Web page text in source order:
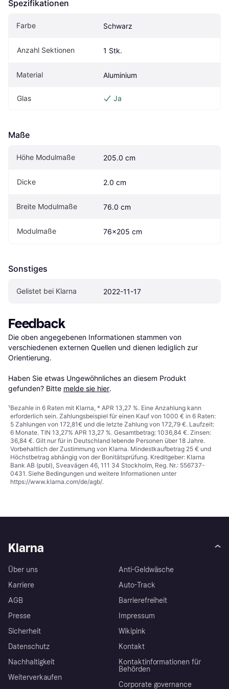
Spezifikationen
Farbe Schwarz
Anzahl Sektionen 1 Stk.
Material Aluminium
Glas Ja
Maße
Höhe Modulmaße 205.0 cm
Dicke 2.0 cm
Breite Modulmaße 76.0 cm
Modulmaße 76x205 cm
Sonstiges
Gelistet bei Klarna 2022-11-17
Feedback
Die oben angegebenen Informationen stammen von
verschiedenen externen Quellen und dienen lediglich zur
Orientierung.
Haben Sie etwas Ungewöhnliches an diesem Produkt
gefunden? Bitte melde sie hier.
¹Bezahle in 6 Raten mit Klarna, * APR 13,27 %. Eine Anzahlung kann
erforderlich sein. Zahlungsbeispiel für einen Kauf von 1000 € in 6 Raten:
5 Zahlungen von 172,81€ und die letzte Zahlung von 172,79 €. Laufzeit:
6 Monate. TIN 13,27% APR 13,27 %. Gesamtbetrag: 1036,84 €. Zinsen:
36,84 €. Gilt nur für in Deutschland lebende Personen über 18 Jahre.
Vorbehaltlich der Zustimmung von Klarna. Mindestkaufbetrag 25 € und
Höchstbetrag abhängig von der Bonitätsprüfung. Kreditgeber: Klarna
Bank AB (publ), Sveavägen 46, 111 34 Stockholm, Reg. Nr.: 556737-
0431. Siehe Bedingungen und weitere Informationen unter
https://www.klarna.com/de/agb/.
Klarna
Über uns
Karriere
AGB
Presse
Sicherheit
Datenschutz
Nachhaltigkeit
Weiterverkaufen
Anti-Geldwäsche
Auto-Track
Barrierefreiheit
Impressum
Wikipink
Kontakt
Kontaktinformationen für
Behörden
Corporate governance